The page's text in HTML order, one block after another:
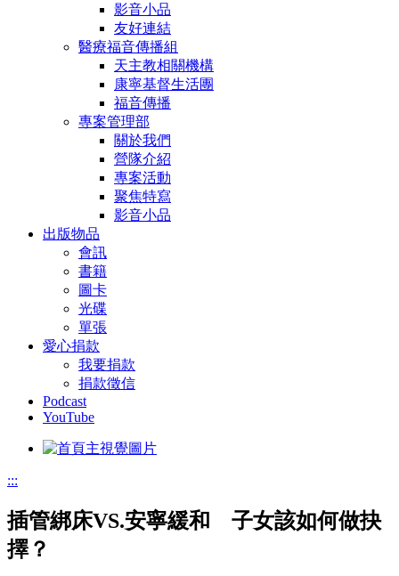
影音小品
友好連結
醫療福音傳播組
天主教相關機構
康寧基督生活團
福音傳播
專案管理部
關於我們
營隊介紹
專案活動
聚焦特寫
影音小品
出版物品
會訊
書籍
圖卡
光碟
單張
愛心捐款
我要捐款
捐款徵信
Podcast
YouTube
:::
插管綁床VS.安寧緩和 子女該如何做抉
擇？